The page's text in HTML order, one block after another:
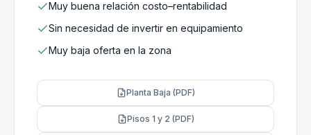
Muy buena relación costo–rentabilidad
Sin necesidad de invertir en equipamiento
Muy baja oferta en la zona
Planta Baja (PDF)
Pisos 1 y 2 (PDF)